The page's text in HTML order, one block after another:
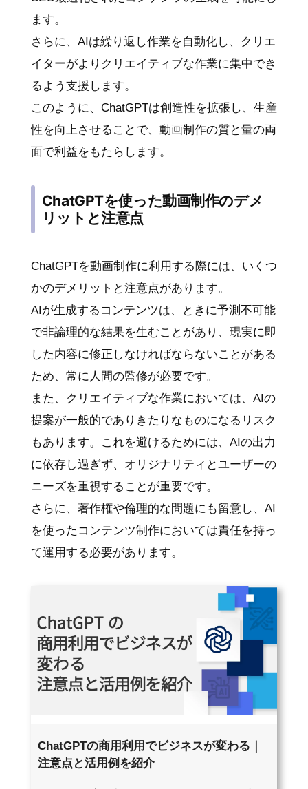
ます。
さらに、AIは繰り返し作業を自動化し、クリエ
イターがよりクリエイティブな作業に集中でき
るよう支援します。
このように、ChatGPTは創造性を拡張し、生産
性を向上させることで、動画制作の質と量の両
面で利益をもたらします。
ChatGPTを使った動画制作のデメ
リットと注意点
ChatGPTを動画制作に利用する際には、いくつ
かのデメリットと注意点があります。
AIが生成するコンテンツは、ときに予測不可能
で非論理的な結果を生むことがあり、現実に即
した内容に修正しなければならないことがある
ため、常に人間の監修が必要です。
また、クリエイティブな作業においては、AIの
提案が一般的でありきたりなものになるリスク
もあります。これを避けるためには、AIの出力
に依存し過ぎず、オリジナリティとユーザーの
ニーズを重視することが重要です。
さらに、著作権や倫理的な問題にも留意し、AI
を使ったコンテンツ制作においては責任を持っ
て運用する必要があります。
ChatGPTの商用利用でビジネスが変わる｜
注意点と活用例を紹介